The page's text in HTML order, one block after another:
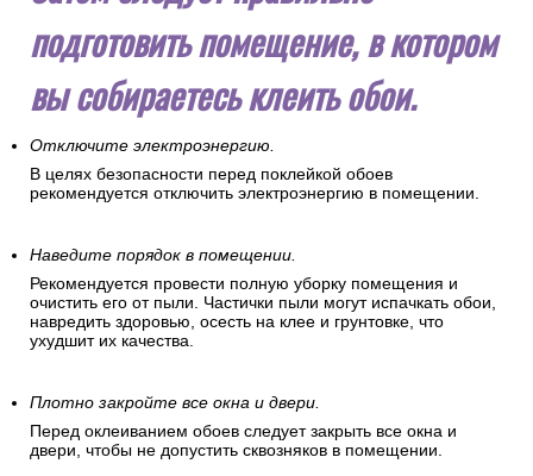
подготовить помещение, в котором
вы собираетесь клеить обои.
Отключите электроэнергию.
В целях безопасности перед поклейкой обоев
рекомендуется отключить электроэнергию в помещении.
Наведите порядок в помещении.
Рекомендуется провести полную уборку помещения и
очистить его от пыли. Частички пыли могут испачкать обои,
навредить здоровью, осесть на клее и грунтовке, что
ухудшит их качества.
Плотно закройте все окна и двери.
Перед оклеиванием обоев следует закрыть все окна и
двери, чтобы не допустить сквозняков в помещении.